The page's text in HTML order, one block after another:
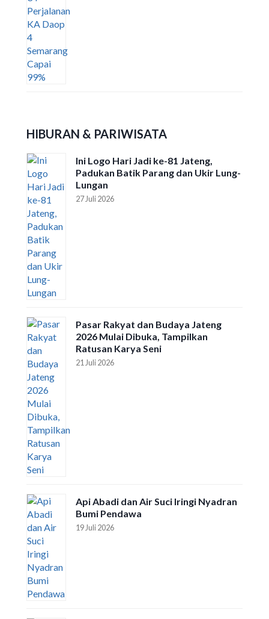
HIBURAN & PARIWISATA
Ini Logo Hari Jadi ke-81 Jateng,
Padukan Batik Parang dan Ukir Lung-
Lungan
27 Juli 2026
Pasar Rakyat dan Budaya Jateng
2026 Mulai Dibuka, Tampilkan
Ratusan Karya Seni
21 Juli 2026
Api Abadi dan Air Suci Iringi Nyadran
Bumi Pendawa
19 Juli 2026